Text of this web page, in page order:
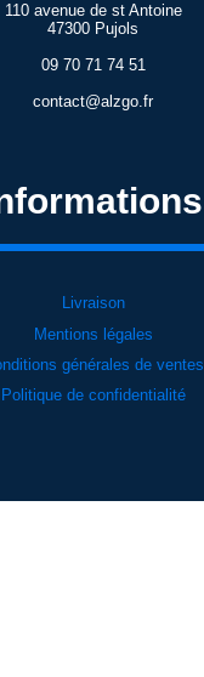
110 avenue de st Antoine
47300 Pujols
09 70 71 74 51
contact@alzgo.fr
Livraison
Mentions légales
générales de ventes
Politique de confidentialité